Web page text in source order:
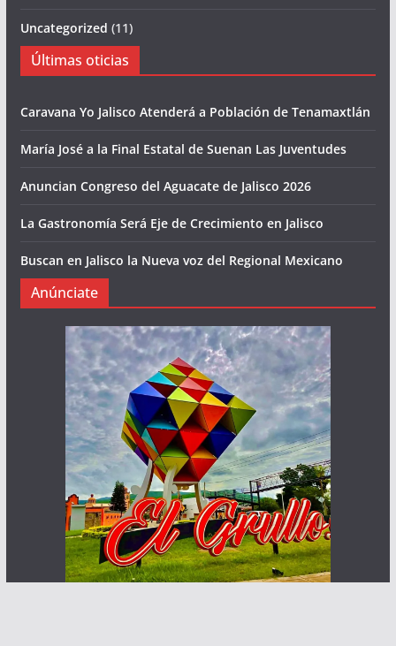
Uncategorized (11)
Últimas oticias
Caravana Yo Jalisco Atenderá a Población de Tenamaxtlán
María José a la Final Estatal de Suenan Las Juventudes
Anuncian Congreso del Aguacate de Jalisco 2026
La Gastronomía Será Eje de Crecimiento en Jalisco
Buscan en Jalisco la Nueva voz del Regional Mexicano
Anúnciate